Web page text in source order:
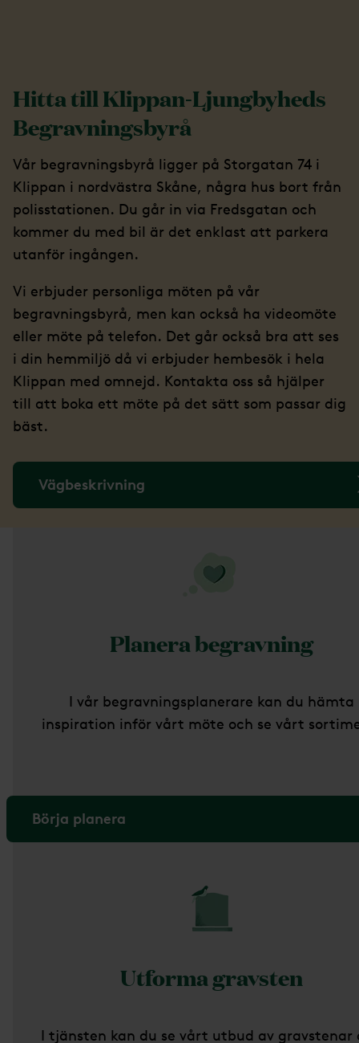
Hitta till Klippan-Ljungbyheds
Begravningsbyrå
Vår begravningsbyrå ligger på Storgatan 74 i
Klippan i nordvästra Skåne, några hus bort från
polisstationen. Du går in via Fredsgatan och
kommer du med bil är det enklast att parkera
utanför ingången.
Vi erbjuder personliga möten på vår
begravningsbyrå, men kan också ha videomöte
eller möte på telefon. Det går också bra att ses
i din hemmiljö då vi erbjuder hembesök i hela
Klippan med omnejd. Kontakta oss så hjälper
till att boka ett möte på det sätt som passar dig
bäst.
Vägbeskrivning
Planera begravning
I vår begravningsplanerare kan du hämta
inspiration inför vårt möte och se vårt
Börja planera
Utforma gravsten
I tjänsten kan du se vårt utbud av gravstenar